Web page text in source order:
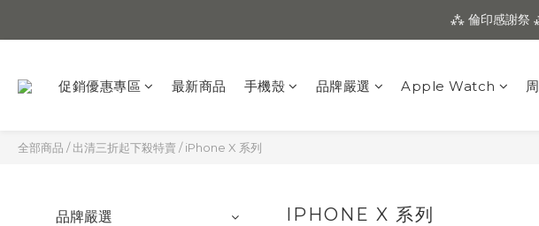
⁂ 倫印感謝祭
促銷優惠專區 最新商品 手機殼 品牌嚴選 Apple Watch
全部商品 /出清三折起下殺特賣 /iPhone X 系列
品牌嚴選 IPHONE X 系列